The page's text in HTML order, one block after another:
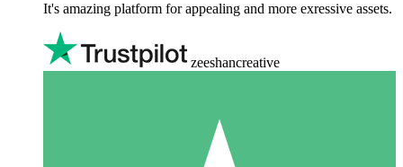
It's amazing platform for appealing and more exressive assets.
zeeshancreative